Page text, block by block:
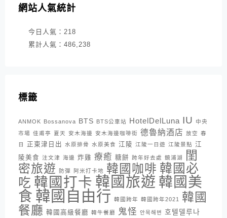
網站人氣統計
今日人氣： 218
累計人氣： 486,238
標籤
ANMOK Bossanova BTS BTS公車站 HotelDelLuna IU
中央
市場 佳甫亭 夏天 安木海邊 安木海邊咖啡街 德魯納酒店 放空 春
日
正東津日出 水原排骨 水原美食 江陵 江陵一日遊 江陵景點 江
陵美食 注文津 海邊 炸雞 療癒 糖餅 跨年好去處 鏡浦湖
閨
密旅遊
防彈 阿米打卡地 韓國咖啡 韓國必
吃 韓國打卡 韓國旅遊 韓國美
食 韓國自由行 韓國跨年 韓國跨年2021
韓國
餐廳 韓國高級餐廳 韓牛餐廳 鬼怪 안목해변 호텔델루나